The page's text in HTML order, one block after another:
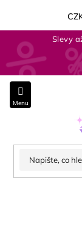
obsah
Slevy